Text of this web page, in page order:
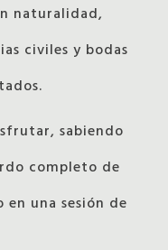
naturalidad,
civiles y bodas
sabiendo
completo de
una sesión de